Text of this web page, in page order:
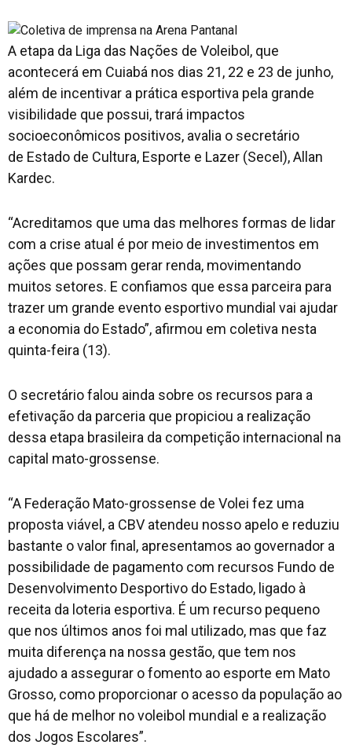
A etapa da Liga das Nações de Voleibol, que
acontecerá em Cuiabá nos dias 21, 22 e 23 de junho,
além de incentivar a prática esportiva pela grande
visibilidade que possui, trará impactos
socioeconômicos positivos, avalia o secretário
de Estado de Cultura, Esporte e Lazer (Secel), Allan
Kardec.
“Acreditamos que uma das melhores formas de lidar
com a crise atual é por meio de investimentos em
ações que possam gerar renda, movimentando
muitos setores. E confiamos que essa parceira para
trazer um grande evento esportivo mundial vai ajudar
a economia do Estado”, afirmou em coletiva nesta
quinta-feira (13).
O secretário falou ainda sobre os recursos para a
efetivação da parceria que propiciou a realização
dessa etapa brasileira da competição internacional na
capital mato-grossense.
“A Federação Mato-grossense de Volei fez uma
proposta viável, a CBV atendeu nosso apelo e reduziu
bastante o valor final, apresentamos ao governador a
possibilidade de pagamento com recursos Fundo de
Desenvolvimento Desportivo do Estado, ligado à
receita da loteria esportiva. É um recurso pequeno
que nos últimos anos foi mal utilizado, mas que faz
muita diferença na nossa gestão, que tem nos
ajudado a assegurar o fomento ao esporte em Mato
Grosso, como proporcionar o acesso da população ao
que há de melhor no voleibol mundial e a realização
dos Jogos Escolares”.